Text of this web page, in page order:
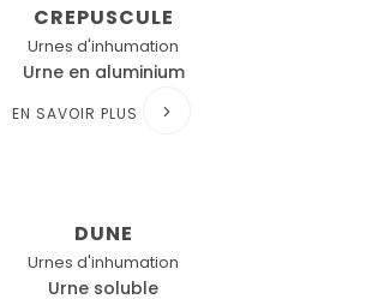
CREPUSCULE
Urnes d'inhumation
Urne en aluminium
EN SAVOIR PLUS
DUNE
Urnes d'inhumation
Urne soluble